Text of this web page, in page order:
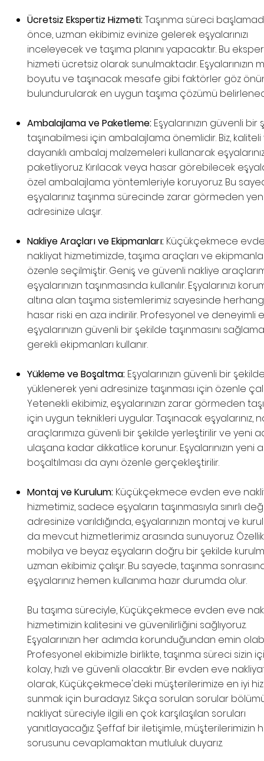
Ücretsiz Ekspertiz Hizmeti:Taşınma süreci
önce, uzman ekibimiz evinize gelerek eşyalarınızı
inceleyecek ve taşıma planını yapacaktır. Bu
hizmeti ücretsiz olarak sunulmaktadır. Eşyalarınızın
boyutu ve taşınacak mesafe gibi faktörler göz
bulundurularak en uygun taşıma çözümü
Ambalajlama ve Paketleme: Eşyalarınızın güvenli bir
taşınabilmesi için ambalajlama önemlidir. Biz,
dayanıklı ambalaj malzemeleri kullanarak
paketliyoruz. Kırılacak veya hasar görebilecek
özel ambalajlama yöntemleriyle koruyoruz. Bu
eşyalarınız taşınma sürecinde zarar görmeden
adresinize ulaşır.
Nakliye Araçları ve Ekipmanları: Küçükçekmece
nakliyat hizmetimizde, taşıma araçları ve
özenle seçilmiştir. Geniş ve güvenli nakliye
eşyalarınızın taşınmasında kullanılır. Eşyalarınızı
altına alan taşıma sistemlerimiz sayesinde
hasar riski en aza indirilir. Profesyonel ve deneyimli
eşyalarınızın güvenli bir şekilde taşınmasını
gerekli ekipmanları kullanır.
Yükleme ve Boşaltma: Eşyalarınızın güvenli bir
yüklenerek yeni adresinize taşınması için özenle
Yetenekli ekibimiz, eşyalarınızın zarar görmeden
için uygun teknikleri uygular. Taşınacak eşyalarınız,
araçlarımıza güvenli bir şekilde yerleştirilir ve yeni
ulaşana kadar dikkatlice korunur. Eşyalarınızın yeni
boşaltılması da aynı özenle gerçekleştirilir.
Montaj ve Kurulum: Küçükçekmece evden eve
hizmetimiz, sadece eşyaların taşınmasıyla sınırlı
adresinize varıldığında, eşyalarınızın montaj ve
da mevcut hizmetlerimiz arasında sunuyoruz.
mobilya ve beyaz eşyaların doğru bir şekilde
uzman ekibimiz çalışır. Bu sayede, taşınma
eşyalarınız hemen kullanıma hazır durumda olur.
Bu taşıma süreciyle, Küçükçekmece evden eve
hizmetimizin kalitesini ve güvenilirliğini sağlıyoruz.
Eşyalarınızın her adımda korunduğundan emin
Profesyonel ekibimizle birlikte, taşınma süreci sizin
kolay, hızlı ve güvenli olacaktır. Bir evden eve
olarak, Küçükçekmece'deki müşterilerimize en iyi
sunmak için buradayız. Sıkça sorulan sorular
nakliyat süreciyle ilgili en çok karşılaşılan soruları
yanıtlayacağız. Şeffaf bir iletişimle, müşterilerimizin
sorusunu cevaplamaktan mutluluk duyarız.